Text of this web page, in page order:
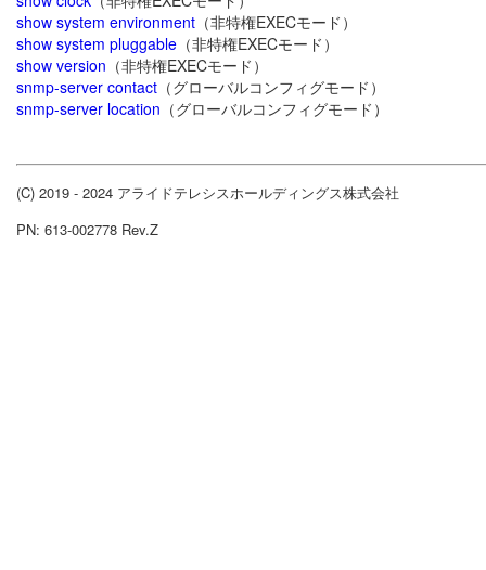
show system environment （非特権EXECモード）
show system pluggable （非特権EXECモード）
show version （非特権EXECモード）
snmp-server contact （グローバルコンフィグモード）
snmp-server location （グローバルコンフィグモード）
(C) 2019 - 2024 アライドテレシスホールディングス株式会社
PN: 613-002778 Rev.Z